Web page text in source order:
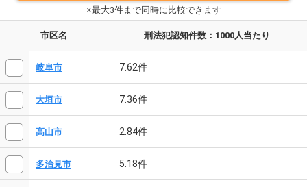
※最大3件まで同時に比較できます
市区名 刑法犯認知件数：1000人当たり
岐阜市 7.62件
大垣市 7.36件
高山市 2.84件
多治見市 5.18件